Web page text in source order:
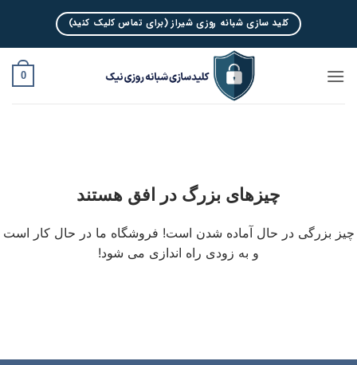
content
کلید سازی شبانه روزی شیراز (برای تماس کلیک کنید)
0
چیزهای بزرگ در افق هستند
چیز بزرگی در حال آماده شدن است! فروشگاه ما در حال کار است
و به زودی راه اندازی می شود!